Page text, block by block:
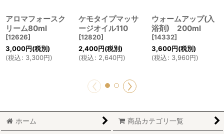
アロマフォースク
リーム80ml
[12626]
3,000円(税別)
(税込: 3,300円)
ケモタイプマッサ
ージオイル110
[12820]
2,400円(税別)
(税込: 2,640円)
ウォームアップ(入
浴剤) 200ml
[14332]
3,600円(税別)
(税込: 3,960円)
ホーム 商品カテゴリ一覧